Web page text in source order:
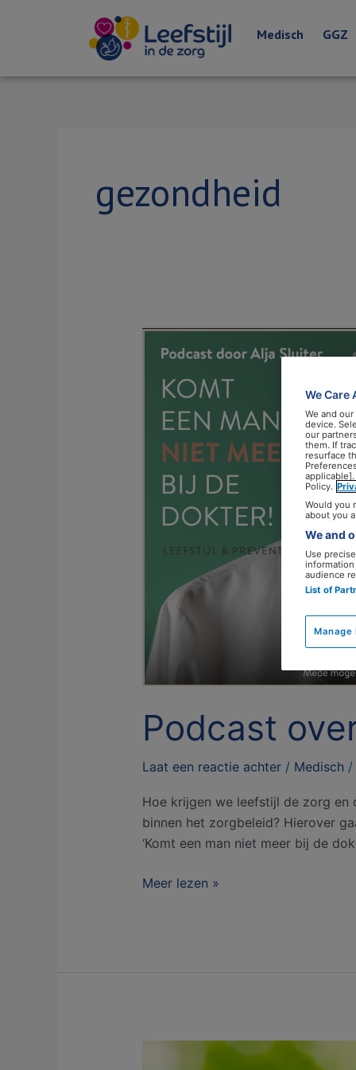
Medisch GGZ
gezondheid
Podcast
Laat een reactie achter / Medisch/
Hoe krijgen we leefstijl de zorg en
binnen het zorgbeleid? Hierover
‘Komt een man niet meer bij de
over
gezonde
leefstijl
binnen
zorg
Meer lezen »
We Care
We and our
device.
our
them. If
resurface
Policy.
Would you
about you
We and
Use
audience
List of
Manage